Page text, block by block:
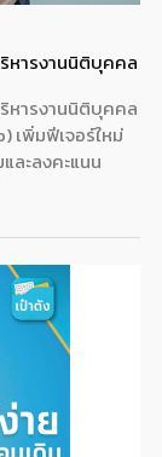
หารงานนิติบุคคล
หารงานนิติบุคคล
เพิ่มฟีเจอร์ใหม่
ละลงคะแนน